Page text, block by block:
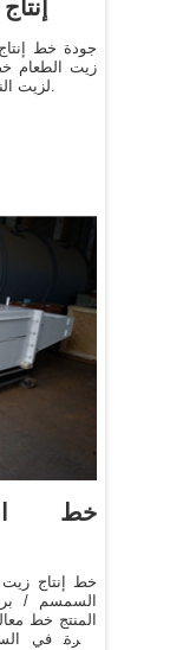
جودة خط
لزيت النخيل / زيت السمسم من الصين الصانع.
خط
خط إنتاج
السمسم /
المنتج خط
كبيرة في